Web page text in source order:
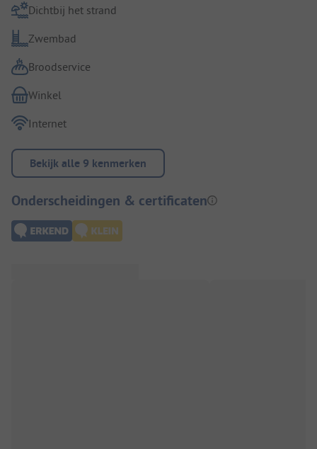
Dichtbij het strand
Zwembad
Broodservice
Winkel
Internet
Bekijk alle 9 kenmerken
Onderscheidingen & certificaten